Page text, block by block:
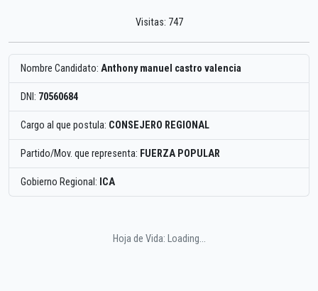
Visitas: 747
Nombre Candidato: Anthony manuel castro valencia
DNI: 70560684
Cargo al que postula: CONSEJERO REGIONAL
Partido/Mov. que representa: FUERZA POPULAR
Gobierno Regional: ICA
Hoja de Vida: Loading...